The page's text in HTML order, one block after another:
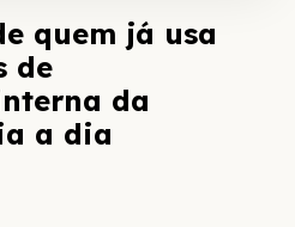
quem já usa
de
da
a dia